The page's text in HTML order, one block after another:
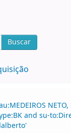
Buscar
and su-